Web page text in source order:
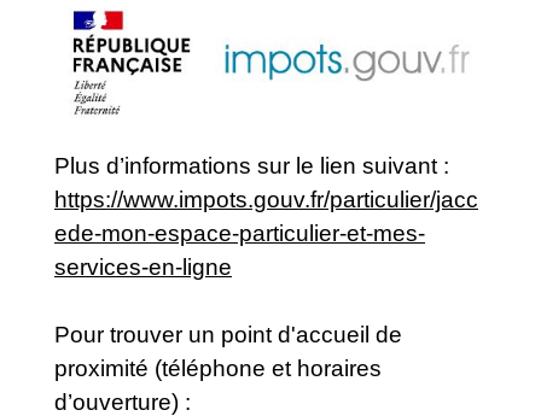
Plus d’informations sur le lien suivant :
https://www.impots.gouv.fr/particulier/jacc
ede-mon-espace-particulier-et-mes-
services-en-ligne
Pour trouver un point d'accueil de
proximité (téléphone et horaires
d’ouverture) :